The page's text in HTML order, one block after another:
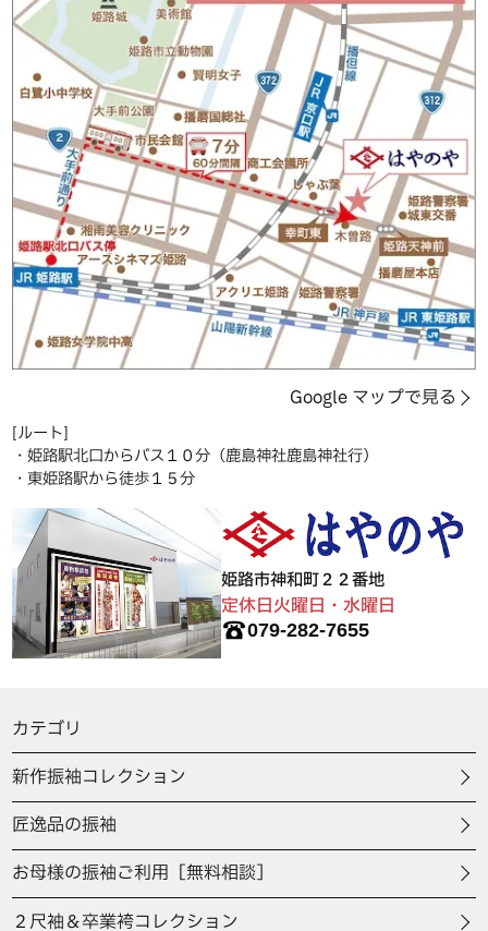
Google マップで見る
[ルート]
・姫路駅北口からバス１０分（鹿島神社鹿島神社行）
・東姫路駅から徒歩１５分
姫路市神和町２２番地
定休日火曜日・水曜日
079-282-7655
カテゴリ
新作振袖コレクション
匠逸品の振袖
お母様の振袖ご利用［無料相談］
２尺袖＆卒業袴コレクション